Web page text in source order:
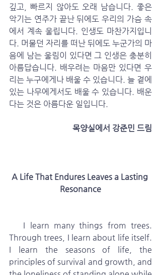
깊고, 빠르지 않아도 오래 남습니다. 좋은
악기는 연주가 끝난 뒤에도 우리의 가슴 속
에서 계속 울립니다. 인생도 마찬가지입니
다. 머물던 자리를 떠난 뒤에도 누군가의 마
음에 남는 울림이 있다면 그 인생은 충분히
아름답습니다. 배우려는 마음만 있다면 우
리는 누구에게나 배울 수 있습니다. 늘 곁에
있는 나무에게서도 배울 수 있습니다. 배운
다는 것은 아름다운 일입니다.
목양실에서 강준민 드림
A Life That Endures Leaves a Lasting
Resonance
I learn many things from trees.
Through trees, I learn about life itself.
I learn the seasons of life, the
principles of survival and growth, and